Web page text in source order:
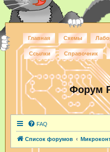
Главная Схемы
Ссылки Справочник
Форум
FAQ
Список форумов